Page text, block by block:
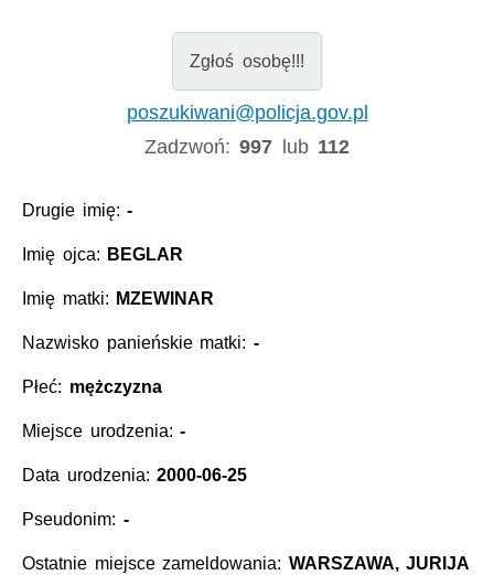
Zgłoś osobę!!!
poszukiwani@policja.gov.pl
Zadzwoń:997 lub 112
Drugie imię:-
Imię ojca: BEGLAR
Imię matki: MZEWINAR
Nazwisko panieńskie matki: -
Płeć: mężczyzna
Miejsce urodzenia:-
Data urodzenia:2000-06-25
Pseudonim: -
Ostatnie miejsce zameldowania: WARSZAWA, JURIJA